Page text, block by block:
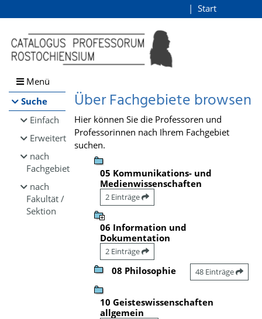
Browsen
direkt zum Inhalt
Start
Menü
Suche
Einfach
Erweitert
nach
Fachgebiet
nach
Fakultät /
Sektion
Über Fachgebiete browsen
Hier können Sie die Professoren und
Professorinnen nach Ihrem Fachgebiet
suchen.
05 Kommunikations- und
Medienwissenschaften
2 Einträge
06 Information und
Dokumentation
2 Einträge
08 Philosophie 48 Einträge
10 Geisteswissenschaften
allgemein